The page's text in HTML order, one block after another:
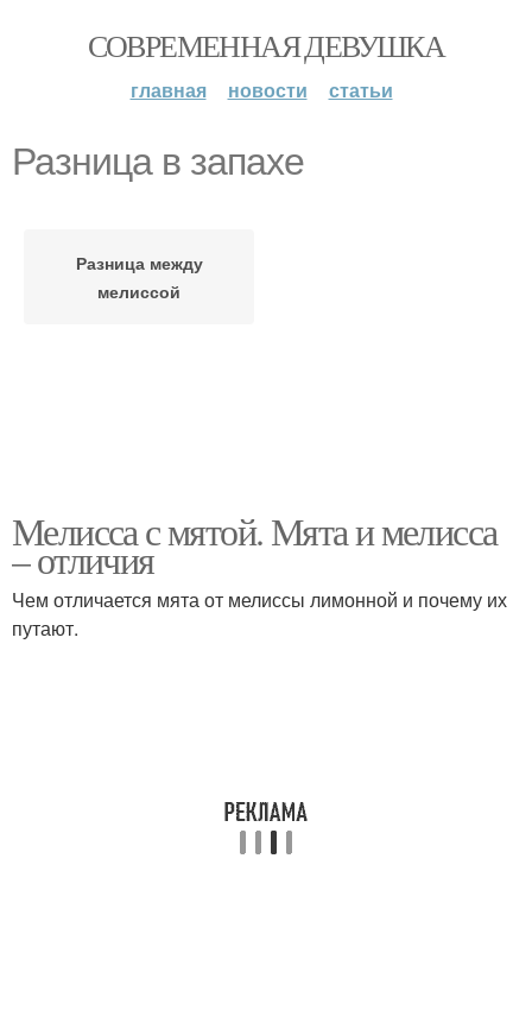
СОВРЕМЕННАЯ ДЕВУШКА
главная новости статьи
Разница в запахе
Разница между
мелиссой
Мелисса с мятой. Мята и мелисса
– отличия
Чем отличается мята от мелиссы лимонной и почему их
путают.